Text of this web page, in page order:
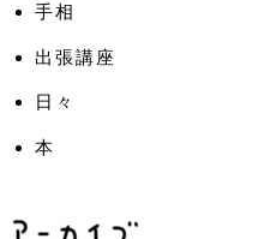
手相
出張講座
日々
本